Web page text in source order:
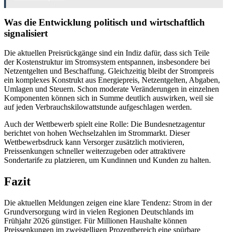
Was die Entwicklung politisch und wirtschaftlich
signalisiert
Die aktuellen Preisrückgänge sind ein Indiz dafür, dass sich Teile
der Kostenstruktur im Stromsystem entspannen, insbesondere bei
Netzentgelten und Beschaffung. Gleichzeitig bleibt der Strompreis
ein komplexes Konstrukt aus Energiepreis, Netzentgelten, Abgaben,
Umlagen und Steuern. Schon moderate Veränderungen in einzelnen
Komponenten können sich in Summe deutlich auswirken, weil sie
auf jeden Verbrauchskilowattstunde aufgeschlagen werden.
Auch der Wettbewerb spielt eine Rolle: Die Bundesnetzagentur
berichtet von hohen Wechselzahlen im Strommarkt. Dieser
Wettbewerbsdruck kann Versorger zusätzlich motivieren,
Preissenkungen schneller weiterzugeben oder attraktivere
Sondertarife zu platzieren, um Kundinnen und Kunden zu halten.
Fazit
Die aktuellen Meldungen zeigen eine klare Tendenz: Strom in der
Grundversorgung wird in vielen Regionen Deutschlands im
Frühjahr 2026 günstiger. Für Millionen Haushalte können
Preissenkungen im zweistelligen Prozentbereich eine spürbare